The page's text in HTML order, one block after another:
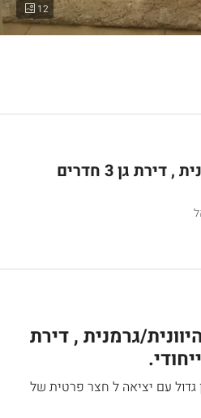
12
למכירה במושבה היוונית , דירת גן 3 חדרים
גרמנית , דירת
גדול עם יציאה ל חצר פרטית של